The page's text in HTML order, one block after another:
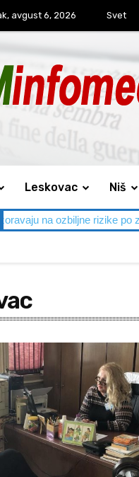
avgust 6, 2026 Svet
Leskovac Niš
rizike po zdravlje